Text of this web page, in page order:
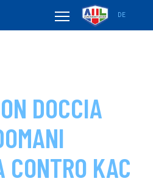
DE
DOCCIA
CONTRO KAC